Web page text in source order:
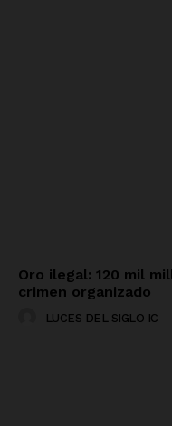
Oro ilegal: 120 mil
crimen organizado
LUCES DEL SIGLO IC -